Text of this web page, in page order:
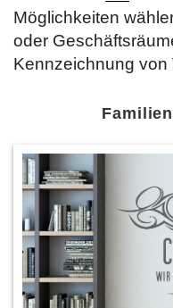
Möglichkeiten
oder
Kennzeichnung von